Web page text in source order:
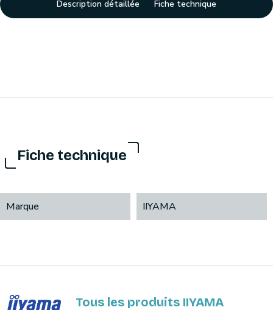
Description détaillée Fiche technique
Fiche technique
Marque IIYAMA
Tous les produits IIYAMA